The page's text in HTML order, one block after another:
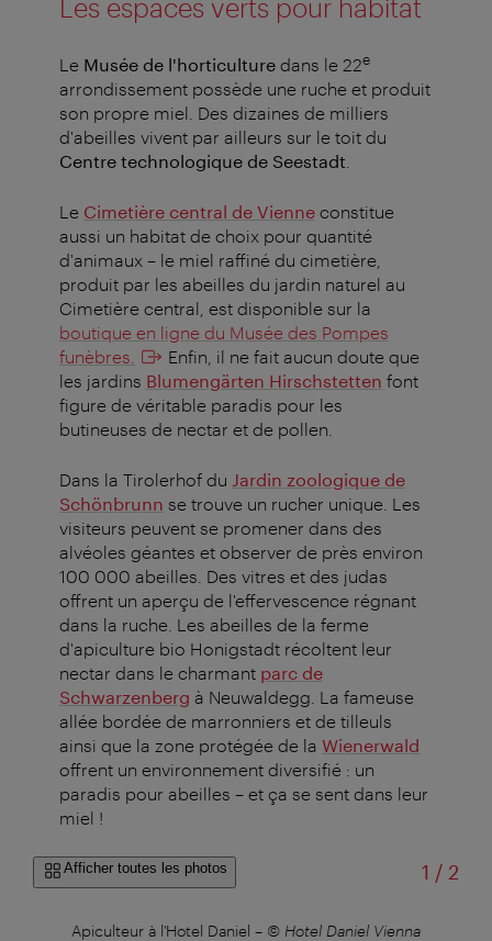
Les espaces verts pour habitat
Le Musée de l'horticulture dans le 22e
arrondissement possède une ruche et produit
son propre miel. Des dizaines de milliers
d'abeilles vivent par ailleurs sur le toit du
Centre technologique de Seestadt
Le Cimetière central de Vienne constitue
aussi un habitat de choix pour quantité
d'animaux – le miel raffiné du cimetière,
produit par les abeilles du jardin naturel au
Cimetière central, est disponible sur la
boutique en ligne du Musée des Pompes
funèbres.
Enfin, il ne fait aucun doute que
les jardins Blumengärten Hirschstetten font
figure de véritable paradis pour les
butineuses de nectar et de pollen.
Dans la Tirolerhof du Jardin zoologique de
Schönbrunn se trouve un rucher unique. Les
visiteurs peuvent se promener dans des
alvéoles géantes et observer de près environ
100 000 abeilles. Des vitres et des judas
offrent un aperçu de l'effervescence régnant
dans la ruche. Les abeilles de la ferme
d'apiculture bio Honigstadt récoltent leur
nectar dans le charmant parc de
Schwarzenberg à Neuwaldegg. La fameuse
allée bordée de marronniers et de tilleuls
ainsi que la zone protégée de la Wienerwald
offrent un environnement diversifié : un
paradis pour abeilles – et ça se sent dans leur
miel !
Afficher toutes les photos 1 /sur
2
Apiculteur à l'Hotel Daniel – © Hotel Daniel Vienna